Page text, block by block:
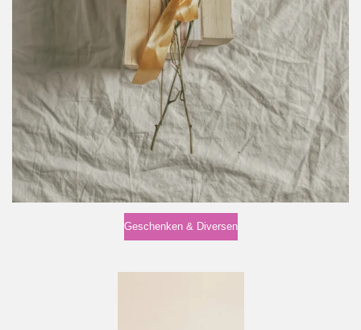
Geschenken & Diversen